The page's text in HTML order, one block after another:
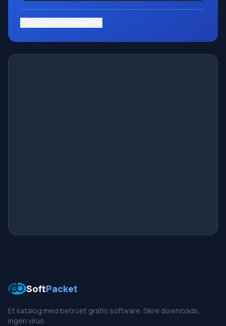
SoftPacket
Et katalog med betroet gratis software. Sikre downloads,
ingen virus.